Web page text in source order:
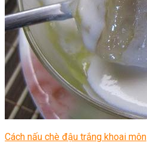
Cách nấu chè đậu trắng khoai môn